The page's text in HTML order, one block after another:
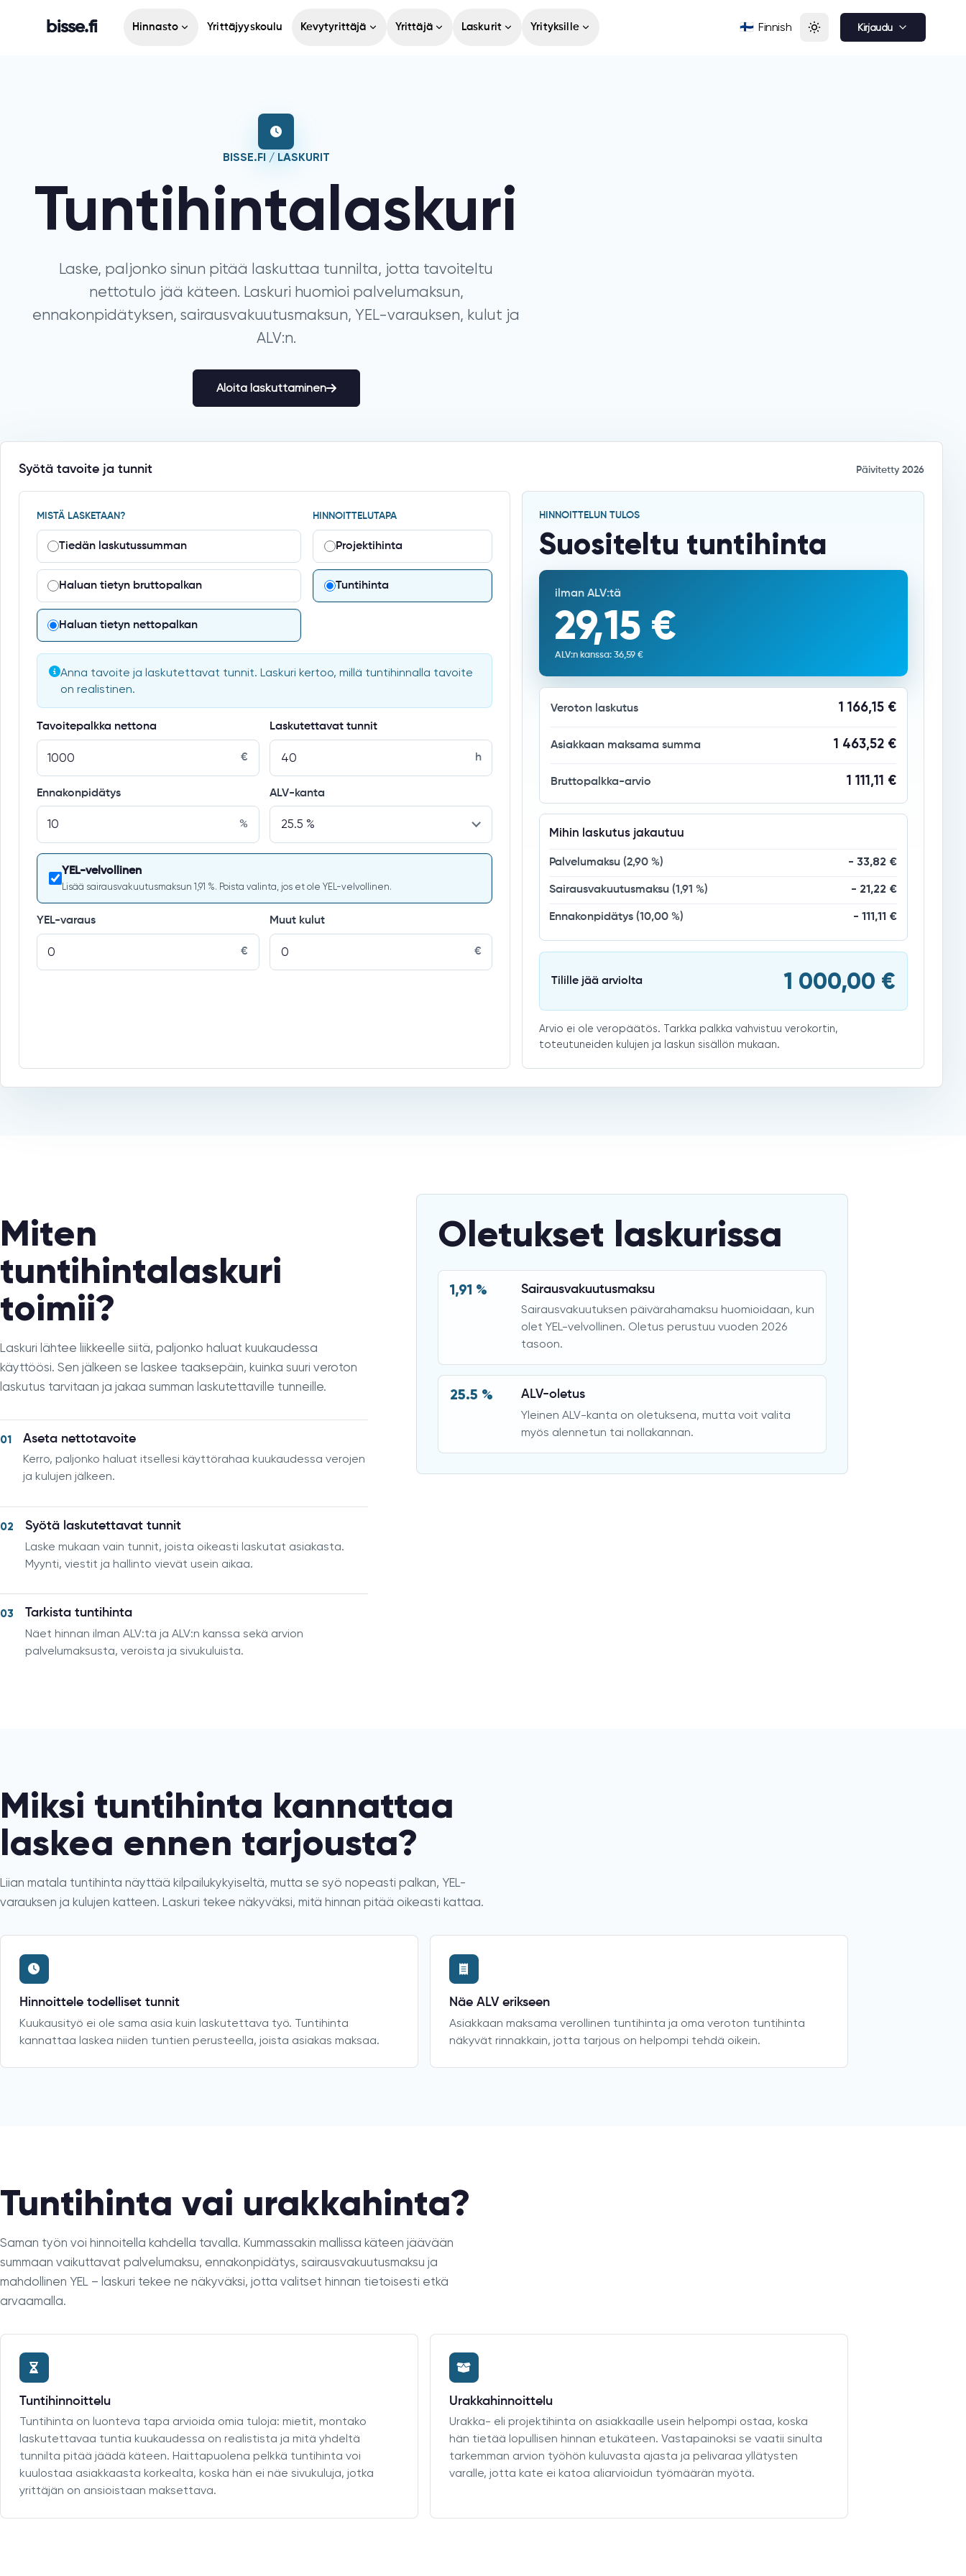
bisse.fi Hinnasto Yrittäjyyskoulu Kevytyrittäjä Yrittäjä Laskurit Yrityksille 🇫🇮 Finnish Kirjaudu
BISSE.FI / LASKURIT
Tuntihintalaskuri
Laske, paljonko sinun pitää laskuttaa tunnilta, jotta tavoiteltu
nettotulo jää käteen. Laskuri huomioi palvelumaksun,
ennakonpidätyksen, sairausvakuutusmaksun, YEL-varauksen, kulut ja
ALV:n.
Aloita laskuttaminen
Syötä tavoite ja tunnit Päivitetty 2026
MISTÄ LASKETAAN?
Tiedän laskutussumman
Haluan tietyn bruttopalkan
Haluan tietyn nettopalkan
HINNOITTELUTAPA
Projektihinta
Tuntihinta
Anna tavoite ja laskutettavat tunnit. Laskuri kertoo, millä tuntihinnalla tavoite
on realistinen.
Tavoitepalkka nettona
€
Laskutettavat tunnit
h
Ennakonpidätys
%
ALV-kanta
YEL-velvollinen
Lisää sairausvakuutusmaksun 1,91 %. Poista valinta, jos et ole YEL-velvollinen.
YEL-varaus
€
Muut kulut
€
HINNOITTELUN TULOS
Suositeltu tuntihinta
ilman ALV:tä
29,15 €
ALV:n kanssa: 36,59 €
Veroton laskutus 1 166,15 €
Asiakkaan maksama summa 1 463,52 €
Bruttopalkka-arvio 1 111,11 €
Mihin laskutus jakautuu
Palvelumaksu (2,90 %) - 33,82 €
Sairausvakuutusmaksu (1,91 %) - 21,22 €
Ennakonpidätys (10,00 %) -111,11 €
Tilille jää arviolta 1 000,00 €
Arvio ei ole veropäätös. Tarkka palkka vahvistuu verokortin,
toteutuneiden kulujen ja laskun sisällön mukaan.
Miten
tuntihintalaskuri
toimii?
Laskuri lähtee liikkeelle siitä, paljonko haluat kuukaudessa
käyttöösi. Sen jälkeen se laskee taaksepäin, kuinka suuri veroton
laskutus tarvitaan ja jakaa summan laskutettaville tunneille.
01 Aseta nettotavoite
Kerro, paljonko haluat itsellesi käyttörahaa kuukaudessa verojen
ja kulujen jälkeen.
02 Syötä laskutettavat tunnit
Laske mukaan vain tunnit, joista oikeasti laskutat asiakasta.
Myynti, viestit ja hallinto vievät usein aikaa.
03 Tarkista tuntihinta
Näet hinnan ilman ALV:tä ja ALV:n kanssa sekä arvion
palvelumaksusta, veroista ja sivukuluista.
Oletukset laskurissa
1,91 % Sairausvakuutusmaksu
Sairausvakuutuksen päivärahamaksu huomioidaan, kun
olet YEL-velvollinen. Oletus perustuu vuoden 2026
tasoon.
25.5 % ALV-oletus
Yleinen ALV-kanta on oletuksena, mutta voit valita
myös alennetun tai nollakannan.
Miksi tuntihinta kannattaa
laskea ennen tarjousta?
Liian matala tuntihinta näyttää kilpailukykyiseltä, mutta se syö nopeasti palkan, YEL-
varauksen ja kulujen katteen. Laskuri tekee näkyväksi, mitä hinnan pitää oikeasti kattaa.
Hinnoittele todelliset tunnit
Kuukausityö ei ole sama asia kuin laskutettava työ. Tuntihinta
kannattaa laskea niiden tuntien perusteella, joista asiakas maksaa.
Näe ALV erikseen
Asiakkaan maksama verollinen tuntihinta ja oma veroton tuntihinta
näkyvät rinnakkain, jotta tarjous on helpompi tehdä oikein.
Tuntihinta vai urakkahinta?
Saman työn voi hinnoitella kahdella tavalla. Kummassakin mallissa käteen jäävään
summaan vaikuttavat palvelumaksu, ennakonpidätys, sairausvakuutusmaksu ja
mahdollinen YEL – laskuri tekee ne näkyväksi, jotta valitset hinnan tietoisesti etkä
arvaamalla.
Tuntihinnoittelu
Tuntihinta on luonteva tapa arvioida omia tuloja: mietit, montako
laskutettavaa tuntia kuukaudessa on realistista ja mitä yhdeltä
tunnilta pitää jäädä käteen. Haittapuolena pelkkä tuntihinta voi
kuulostaa asiakkaasta korkealta, koska hän ei näe sivukuluja, jotka
yrittäjän on ansioistaan maksettava.
Urakkahinnoittelu
Urakka- eli projektihinta on asiakkaalle usein helpompi ostaa, koska
hän tietää lopullisen hinnan etukäteen. Vastapainoksi se vaatii sinulta
tarkemman arvion työhön kuluvasta ajasta ja pelivaraa yllätysten
varalle, jotta kate ei katoa aliarvioidun työmäärän myötä.